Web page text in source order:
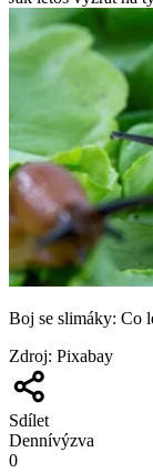
Boj se slimáky: Co
Zdroj: Pixabay
Sdílet
Dennívýzva
0